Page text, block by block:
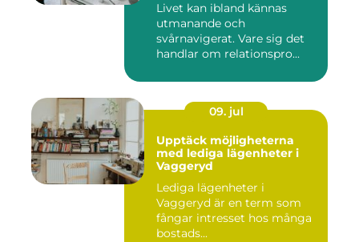
Livet kan ibland kännas
utmanande och
svårnavigerat. Vare sig det
handlar om relationspro...
09. jul
Upptäck möjligheterna
med lediga lägenheter i
Vaggeryd
Lediga lägenheter i
Vaggeryd är en term som
fångar intresset hos många
bostads...